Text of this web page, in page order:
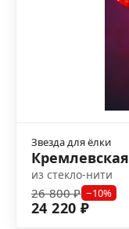
Звезда для ёлки
Кремлевская
из стекло-нити
26 800 ₽ −10%
24 220 ₽